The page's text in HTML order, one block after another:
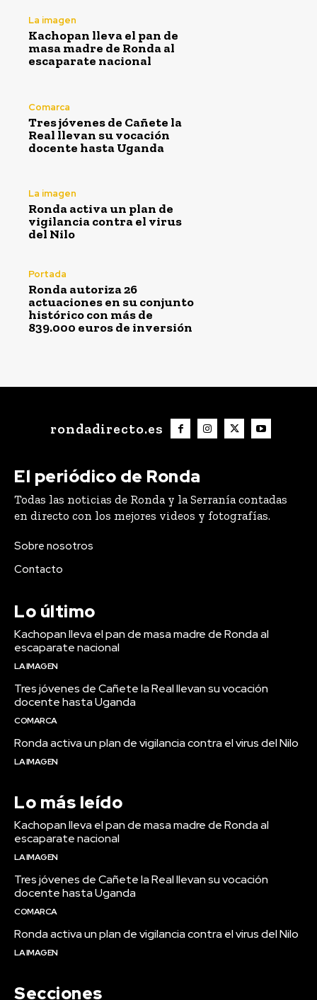
La imagen
Kachopan lleva el pan de
masa madre de Ronda al
escaparate nacional
Comarca
Tres jóvenes de Cañete la
Real llevan su vocación
docente hasta Uganda
La imagen
Ronda activa un plan de
vigilancia contra el virus
del Nilo
Portada
Ronda autoriza 26
actuaciones en su conjunto
histórico con más de
839.000 euros de inversión
rondadirecto.es
El periódico de Ronda
Todas las noticias de Ronda y la Serranía contadas
en directo con los mejores videos y fotografías.
Sobre nosotros
Contacto
Lo último
Kachopan lleva el pan de masa madre de Ronda al
escaparate nacional
LA IMAGEN
Tres jóvenes de Cañete la Real llevan su vocación
docente hasta Uganda
COMARCA
Ronda activa un plan de vigilancia contra el virus del Nilo
LA IMAGEN
Lo más leído
Kachopan lleva el pan de masa madre de Ronda al
escaparate nacional
LA IMAGEN
Tres jóvenes de Cañete la Real llevan su vocación
docente hasta Uganda
COMARCA
Ronda activa un plan de vigilancia contra el virus del Nilo
LA IMAGEN
Secciones